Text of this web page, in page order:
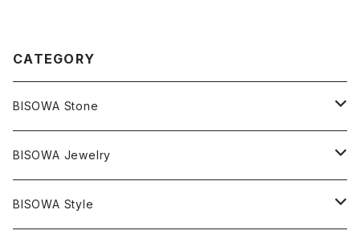
CATEGORY
BISOWA Stone
マスタークリスタル / 水晶
エレスチャル
石の種類別
BISOWA Jewelry
ネックレス／ペンダント
BISOWA Style